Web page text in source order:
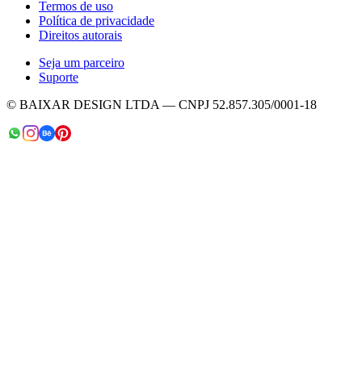
Termos de uso
Política de privacidade
Direitos autorais
Seja um parceiro
Suporte
© BAIXAR DESIGN LTDA — CNPJ 52.857.305/0001-18